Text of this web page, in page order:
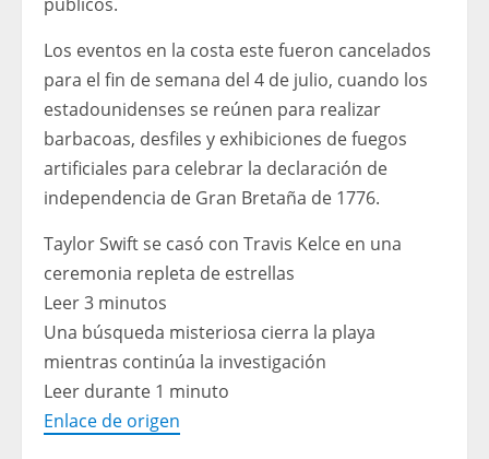
públicos.
Los eventos en la costa este fueron cancelados
para el fin de semana del 4 de julio, cuando los
estadounidenses se reúnen para realizar
barbacoas, desfiles y exhibiciones de fuegos
artificiales para celebrar la declaración de
independencia de Gran Bretaña de 1776.
Taylor Swift se casó con Travis Kelce en una
ceremonia repleta de estrellas
Leer 3 minutos
Una búsqueda misteriosa cierra la playa
mientras continúa la investigación
Leer durante 1 minuto
Enlace de origen